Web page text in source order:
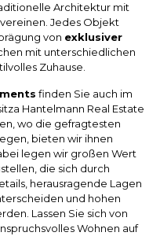
Architektur mit
Jedes Objekt
von exklusiver
mit unterschiedlichen
Zuhause.
finden Sie auch im
Hantelmann Real Estate
wo die gefragtesten
bieten wir ihnen
legen wir großen Wert
die sich durch
herausragende Lagen
und hohen
Lassen Sie sich von
Wohnen auf